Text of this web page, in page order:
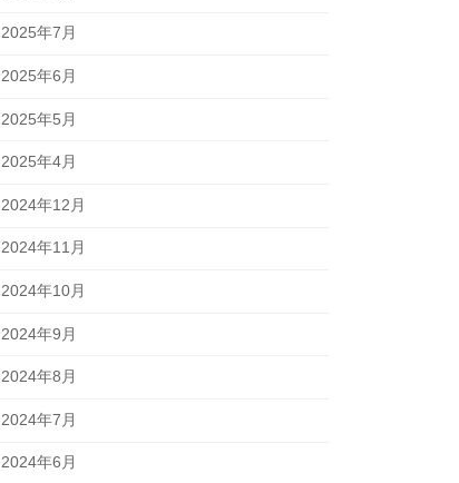
2025年7月
2025年6月
2025年5月
2025年4月
2024年12月
2024年11月
2024年10月
2024年9月
2024年8月
2024年7月
2024年6月